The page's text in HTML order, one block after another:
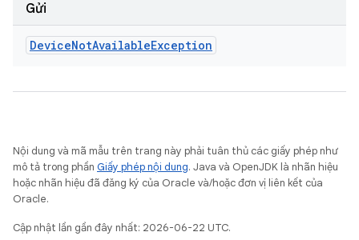
Gửi
DeviceNotAvailableException
Nội dung và mã mẫu trên trang này phải tuân thủ các giấy phép như
mô tả trong phần Giấy phép nội dung. Java và OpenJDK là nhãn hiệu
hoặc nhãn hiệu đã đăng ký của Oracle và/hoặc đơn vị liên kết của
Oracle.
Cập nhật lần gần đây nhất: 2026-06-22 UTC.